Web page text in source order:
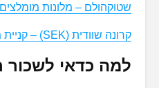
שטוקהולם – מלונות
קרונה שוודית (SEK) – קניית מט”ח בנתב”ג
למה כדאי לשכור